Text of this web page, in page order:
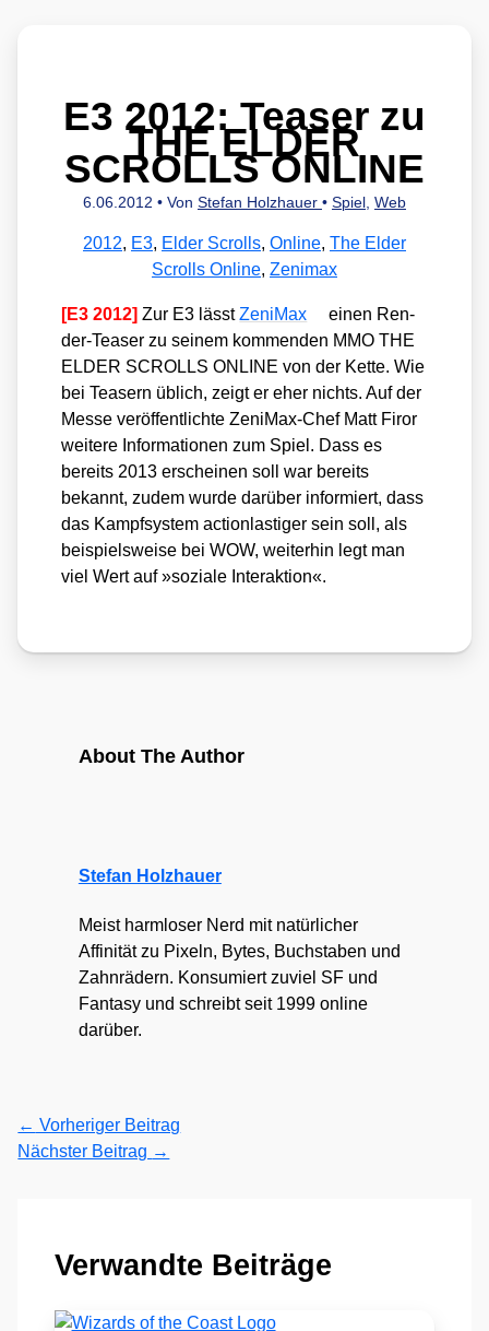
E3 2012: Teaser zu
THE ELDER
SCROLLS ONLINE
6.06.2012 • Von Stefan Holzhauer • Spiel , Web
2012, E3, Elder Scrolls, Online, The Elder
Scrolls Online, Zenimax
[E3 2012] Zur E3 lässtZen­iMax
einen Ren­
der-Teaser zu sei­nem kom­men­den MMO THE
ELDER SCROLLS ONLINE von der Ket­te. Wie
bei Teasern üblich, zeigt er eher nichts. Auf der
Mes­se ver­öf­fent­lich­te Zen­iMax-Chef Matt Firor
wei­te­re Infor­ma­tio­nen zum Spiel. Dass es
bereits 2013 erschei­nen soll war bereits
bekannt, zudem wur­de dar­über infor­miert, dass
das Kampf­sys­tem action­las­ti­ger sein soll, als
bei­spiels­wei­se bei WOW, wei­ter­hin legt man
viel Wert auf »sozia­le Inter­ak­ti­on«.
About The Author
Stefan Holzhauer
Meist harmloser Nerd mit natürlicher
Affinität zu Pixeln, Bytes, Buchstaben und
Zahnrädern. Konsumiert zuviel SF und
Fantasy und schreibt seit 1999 online
darüber.
← Vorheriger Beitrag
Nächster Beitrag →
Verwandte Beiträge